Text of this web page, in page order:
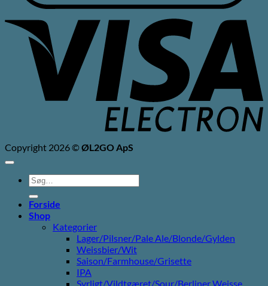
Copyright 2026 ©ØL2GO ApS
Søg
efter:
Forside
Shop
Kategorier
Lager/Pilsner/Pale Ale/Blonde/Gylden
Weissbier/Wit
Saison/Farmhouse/Grisette
IPA
Syrligt/Vildtgæret/Sour/Berliner Weisse